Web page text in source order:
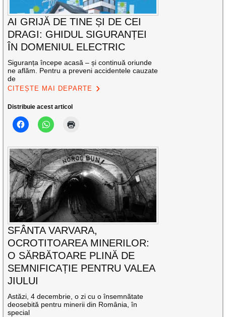
AI GRIJĂ DE TINE ȘI DE CEI
DRAGI: GHIDUL SIGURANȚEI
ÎN DOMENIUL ELECTRIC
Siguranța începe acasă – și continuă oriunde
ne aflăm. Pentru a preveni accidentele cauzate
de
CITEȘTE MAI DEPARTE
Distribuie acest articol
SFÂNTA VARVARA,
OCROTITOAREA MINERILOR:
O SĂRBĂTOARE PLINĂ DE
SEMNIFICAȚIE PENTRU VALEA
JIULUI
Astăzi, 4 decembrie, o zi cu o însemnătate
deosebită pentru minerii din România, în
special